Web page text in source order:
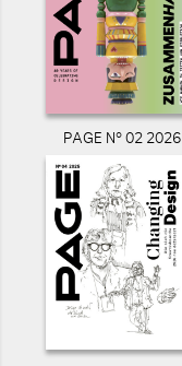
PAGE N° 02 2026